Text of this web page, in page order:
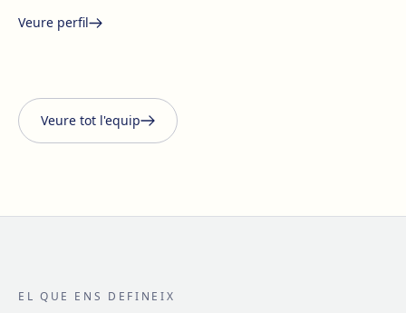
Veure perfil
Veure tot l'equip
EL QUE ENS DEFINEIX